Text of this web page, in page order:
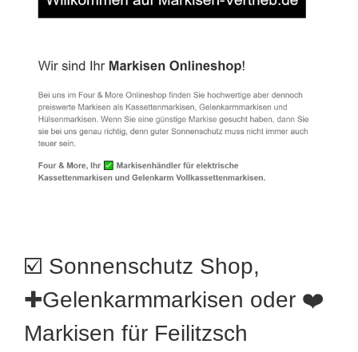
☑️ Sonnenschutz Shop,
✚Gelenkarmmarkisen oder ❤️
Markisen für Feilitzsch